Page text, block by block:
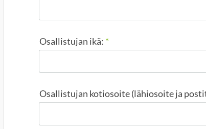
Osallistujan ikä: *
Osallistujan kotiosoite (lähiosoite ja